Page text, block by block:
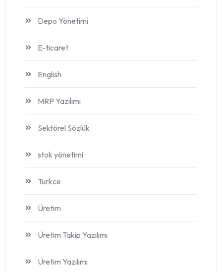
Depo Yönetimi
E-ticaret
English
MRP Yazılımı
Sektörel Sözlük
stok yönetimi
Turkce
Üretim
Üretim Takip Yazılımı
Üretim Yazılımı